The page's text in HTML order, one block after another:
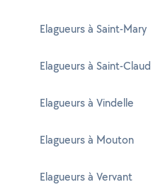
Elagueurs à Saint-Mary
Elagueurs à Saint-Claud
Elagueurs à Vindelle
Elagueurs à Mouton
Elagueurs à Vervant